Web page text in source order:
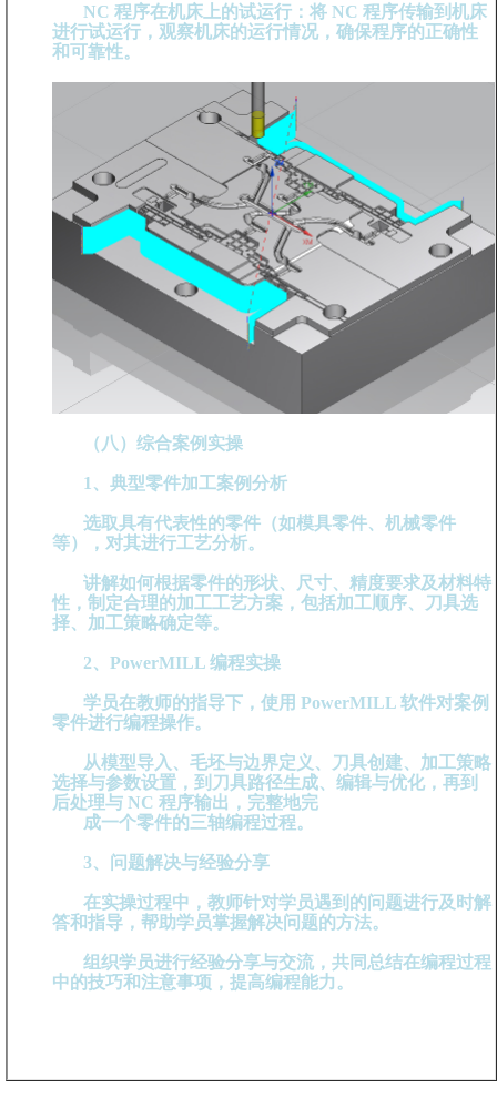
NC 程序在机床上的试运行：将 NC 程序传输到机床
进行试运行，观察机床的运行情况，确保程序的正确性
和可靠性。
（八）综合案例实操
1、典型零件加工案例分析
选取具有代表性的零件（如模具零件、机械零件
等），对其进行工艺分析。
讲解如何根据零件的形状、尺寸、精度要求及材料特
性，制定合理的加工工艺方案，包括加工顺序、刀具选
择、加工策略确定等。
2、PowerMILL 编程实操
学员在教师的指导下，使用 PowerMILL 软件对案例
零件进行编程操作。
从模型导入、毛坯与边界定义、刀具创建、加工策略
选择与参数设置，到刀具路径生成、编辑与优化，再到
后处理与 NC 程序输出，完整地完
成一个零件的三轴编程过程。
3、问题解决与经验分享
在实操过程中，教师针对学员遇到的问题进行及时解
答和指导，帮助学员掌握解决问题的方法。
组织学员进行经验分享与交流，共同总结在编程过程
中的技巧和注意事项，提高编程能力。